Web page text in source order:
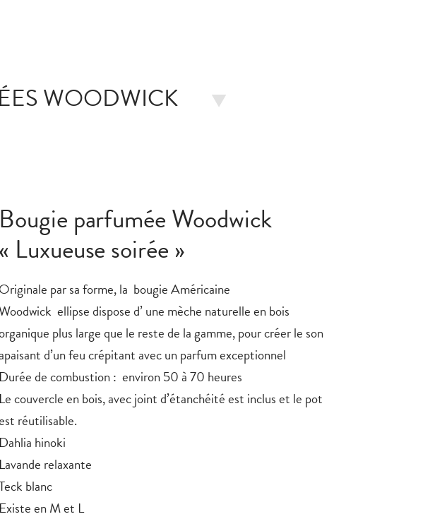
WOODWICK
Bougie parfumée Woodwick
« Luxueuse soirée »
Originale par sa forme, la bougie Américaine
ellipsedispose d’ une mèche naturelle en bois
plus large que le reste de la gamme, pour créer le son
d’un feu crépitant avec un parfum exceptionnel
Durée de combustion : environ 50 à 70 heures
Le couvercle en bois, avec joint d’étanchéité est inclus et le pot
réutilisable.
Dahlia hinoki
Lavande relaxante
blanc
Existe en M et L